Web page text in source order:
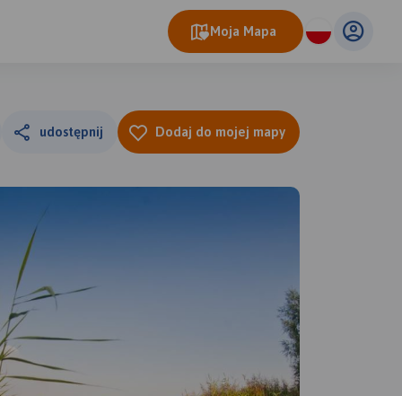
Moja Mapa
udostępnij Dodaj do mojej mapy